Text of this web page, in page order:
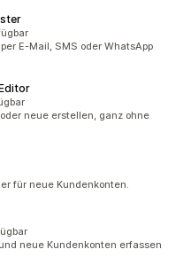
E-Mail, SMS oder WhatsApp
neue erstellen, ganz ohne
für neue Kundenkonten.
neue Kundenkonten erfassen